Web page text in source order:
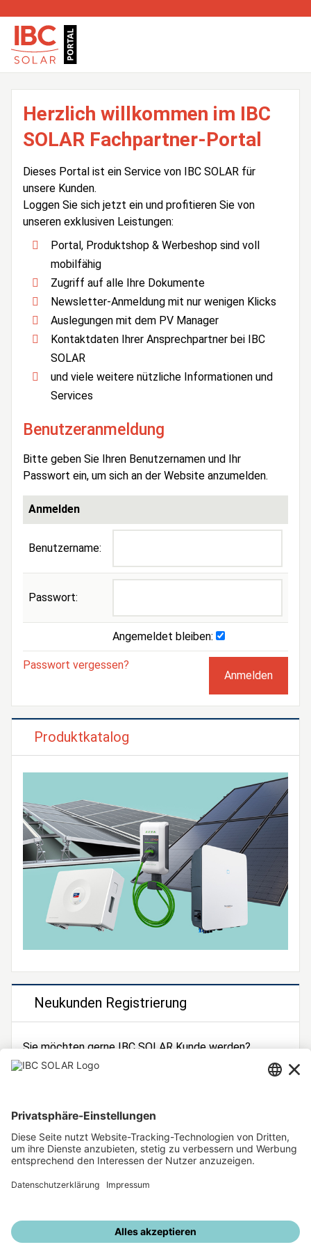
Herzlich willkommen im IBC
SOLAR Fachpartner-Portal
Dieses Portal ist ein Service von IBC SOLAR für
unsere Kunden.
Loggen Sie sich jetzt ein und profitieren Sie von
unseren exklusiven Leistungen:
Portal, Produktshop & Werbeshop sind voll
mobilfähig
Zugriff auf alle Ihre Dokumente
Newsletter-Anmeldung mit nur wenigen Klicks
Auslegungen mit dem PV Manager
Kontaktdaten Ihrer Ansprechpartner bei IBC
SOLAR
und viele weitere nützliche Informationen und
Services
Benutzeranmeldung
Bitte geben Sie Ihren Benutzernamen und Ihr
Passwort ein, um sich an der Website anzumelden.
Anmelden
Benutzername:
Passwort:
Angemeldet bleiben:
Passwort vergessen?
Produktkatalog
Neukunden Registrierung
Sie möchten gerne IBC SOLAR Kunde werden?
Dann registrieren Sie sich jetzt!
Unsere weiteren Angebote
IBC SOLAR Webseite